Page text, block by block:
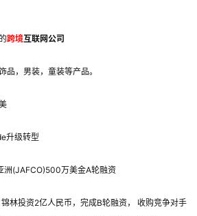
的跨境互联网公司
品，男装，童装等产品。
升级转型
万美金A轮融资
资2亿人民币，完成B轮融资， 收购竞争对手